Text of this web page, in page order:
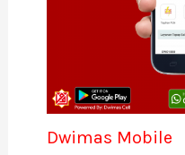
Dwimas Mobile